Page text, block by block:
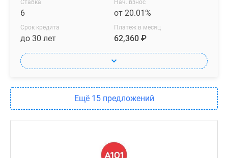
Ставка
6
Нач. взнос
от 20.01%
Срок кредита
до 30 лет
Платеж в месяц
62,360 ₽
Ещё 15 предложений